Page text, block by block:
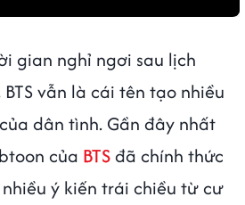
gian nghỉ ngơi sau lịch
vẫn là cái tên tạo nhiều
dân tình. Gần đây nhất
của BTSđã chính thức
ý kiến trái chiều từ cư